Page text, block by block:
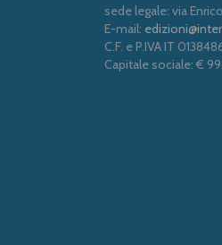
sede legale: via
E-mail:
C.F. e P.IVA IT
Capitale sociale: €